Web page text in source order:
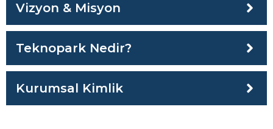
Vizyon & Misyon
Teknopark Nedir?
Kurumsal Kimlik